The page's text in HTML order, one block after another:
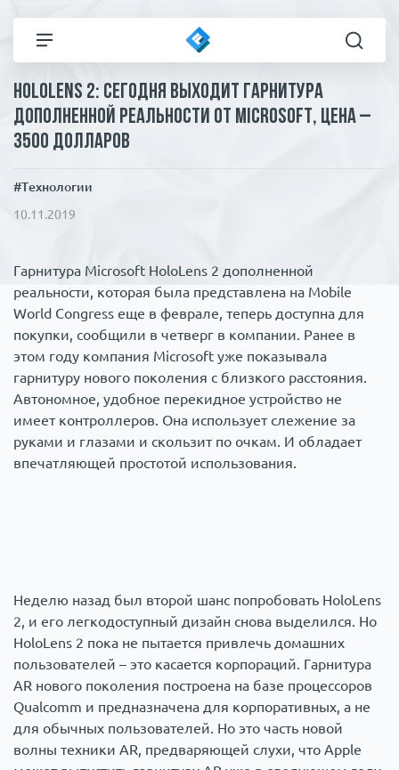
Все новости
Политика
Общество
Коронавирус
Происшествия
Технологии
Статьи
ЧП И КРИМИНАЛ
1000 мелочей
HoloLens 2: сегодня выходит гарнитура
дополненной реальности от Microsoft, цена –
3500 долларов
#Технологии
10.11.2019
Гарнитура Microsoft HoloLens 2 дополненной
реальности, которая была представлена на Mobile
World Congress еще в феврале, теперь доступна для
покупки, сообщили в четверг в компании. Ранее в
этом году компания Microsoft уже показывала
гарнитуру нового поколения с близкого расстояния.
Автономное, удобное перекидное устройство не
имеет контроллеров. Она использует слежение за
руками и глазами и скользит по очкам. И обладает
впечатляющей простотой использования.
Неделю назад был второй шанс попробовать HoloLens
2, и его легкодоступный дизайн снова выделился. Но
HoloLens 2 пока не пытается привлечь домашних
пользователей – это касается корпораций. Гарнитура
AR нового поколения построена на базе процессоров
Qualcomm и предназначена для корпоративных, а не
для обычных пользователей. Но это часть новой
волны техники AR, предваряющей слухи, что Apple